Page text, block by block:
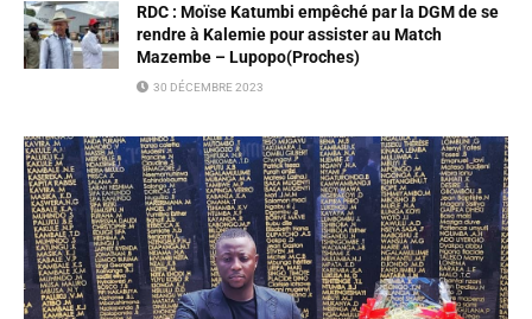
RDC : Moïse Katumbi empêché par la DGM de se
rendre à Kalemie pour assister au Match
Mazembe – Lupopo(Proches)
30 DÉCEMBRE 2023